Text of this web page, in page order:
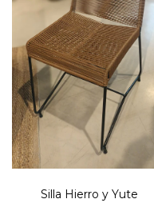
Silla Hierro y Yute